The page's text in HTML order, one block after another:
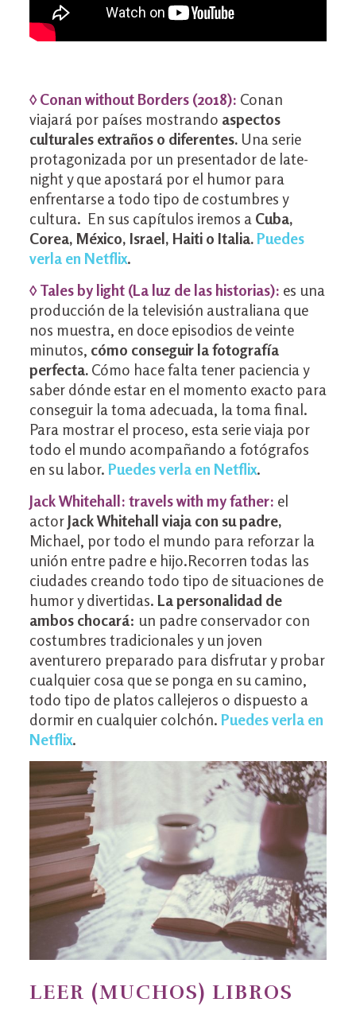
◊ Conan without Borders (2018): Conan
viajará por países mostrando aspectos
culturales extraños o diferentes.Una serie
protagonizada por un presentador de late-
night y que apostará por el humor para
enfrentarse a todo tipo de costumbres y
cultura. En sus capítulos iremos a Cuba,
Corea, México, Israel, Haiti o Italia.Puedes
verla en Netflix.
◊ Tales by light (La luz de las historias): es una
producción de la televisión australiana que
nos muestra, en doce episodios de veinte
minutos, cómo conseguir la fotografía
perfecta.Cómo hace falta tener paciencia y
saber dónde estar en el momento exacto para
conseguir la toma adecuada, la toma final.
Para mostrar el proceso, esta serie viaja por
todo el mundo acompañando a fotógrafos
en su labor. Puedes verla en Netflix.
Jack Whitehall: travels with my father: el
actorJack Whitehall viaja con su padre,
Michael, por todo el mundo para reforzar la
unión entre padre e hijo.Recorren todas las
ciudades creando todo tipo de situaciones de
humor y divertidas. La personalidad de
ambos chocará: un padre conservador con
costumbres tradicionales y un joven
aventurero preparado para disfrutar y probar
cualquier cosa que se ponga en su camino,
todo tipo de platos callejeros o dispuesto a
dormir en cualquier colchón. Puedes verla en
Netflix.
LEER (MUCHOS) LIBROS